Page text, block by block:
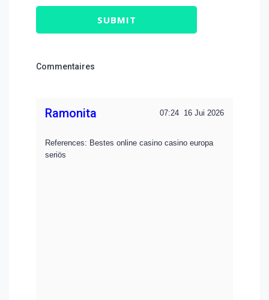
SUBMIT
Commentaires
16 Jui 2026
07:24
Ramonita
References: Bestes online casino casino europa
seriös